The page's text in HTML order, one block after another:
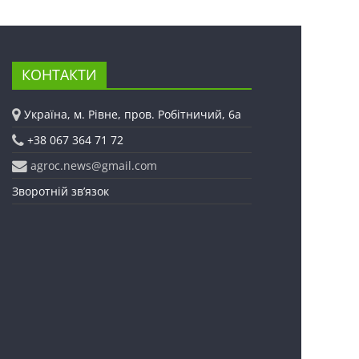
КОНТАКТИ
Україна, м. Рівне, пров. Робітничий, 6а
+38 067 364 71 72
agroc.news@gmail.com
Зворотній зв’язок